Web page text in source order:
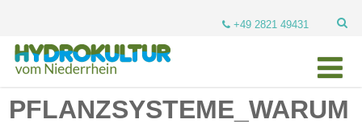
+49 2821 49431
PFLANZSYSTEME_WARUM